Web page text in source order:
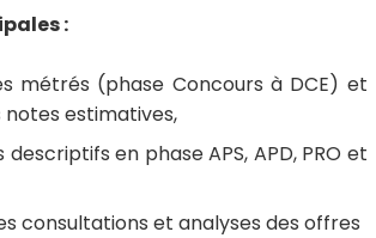
:
métrés (phase Concours à DCE) et
estimatives,
en phase APS, APD, PRO et
consultations et analyses des offres